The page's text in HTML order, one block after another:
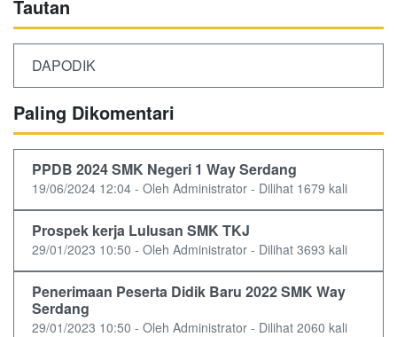
Tautan
DAPODIK
Paling Dikomentari
PPDB 2024 SMK Negeri 1 Way Serdang
19/06/2024 12:04 - Oleh Administrator - Dilihat 1679 kali
Prospek kerja Lulusan SMK TKJ
29/01/2023 10:50 - Oleh Administrator - Dilihat 3693 kali
Penerimaan Peserta Didik Baru 2022 SMK Way
Serdang
29/01/2023 10:50 - Oleh Administrator - Dilihat 2060 kali